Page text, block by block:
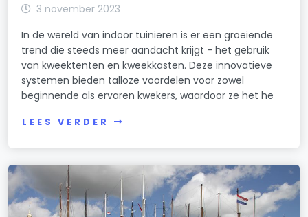
3 november 2023
In de wereld van indoor tuinieren is er een groeiende
trend die steeds meer aandacht krijgt - het gebruik
van kweektenten en kweekkasten. Deze innovatieve
systemen bieden talloze voordelen voor zowel
beginnende als ervaren kwekers, waardoor ze het he
LEES VERDER